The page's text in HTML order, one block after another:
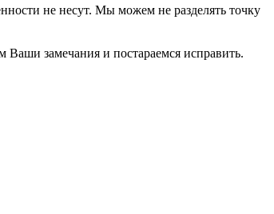
не несут. Мы можем не разделять точку
Ваши замечания и постараемся исправить.